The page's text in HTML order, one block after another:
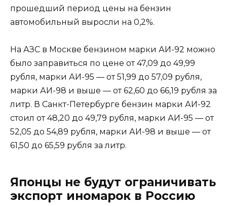
прошедший период цены на бензин
автомобильный выросли на 0,2%.
На АЗС в Москве бензином марки АИ-92 можно
было заправиться по цене от 47,09 до 49,99
рубля, марки АИ-95 — от 51,99 до 57,09 рубля,
марки АИ-98 и выше — от 62,60 до 66,19 рубля за
литр. В Санкт-Петербурге бензин марки АИ-92
стоил от 48,20 до 49,79 рубля, марки АИ-95 — от
52,05 до 54,89 рубля, марки АИ-98 и выше — от
61,50 до 65,59 рубля за литр.
Японцы не будут ограничивать
экспорт иномарок в Россию